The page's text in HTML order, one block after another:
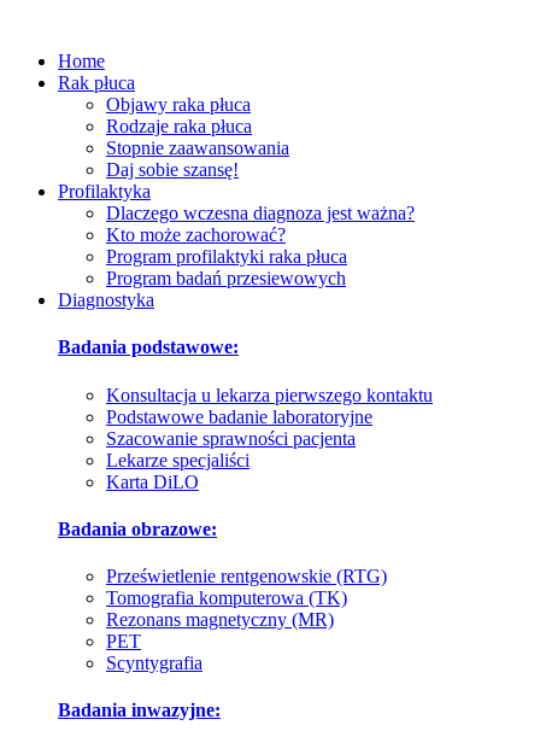
Home
Rak płuca
Objawy raka płuca
Rodzaje raka płuca
Stopnie zaawansowania
Daj sobie szansę!
Profilaktyka
Dlaczego wczesna diagnoza jest ważna?
Kto może zachorować?
Program profilaktyki raka płuca
Program badań przesiewowych
Diagnostyka
Badania podstawowe:
Konsultacja u lekarza pierwszego kontaktu
Podstawowe badanie laboratoryjne
Szacowanie sprawności pacjenta
Lekarze specjaliści
Karta DiLO
Badania obrazowe:
Prześwietlenie rentgenowskie (RTG)
Tomografia komputerowa (TK)
Rezonans magnetyczny (MR)
PET
Scyntygrafia
Badania inwazyjne: